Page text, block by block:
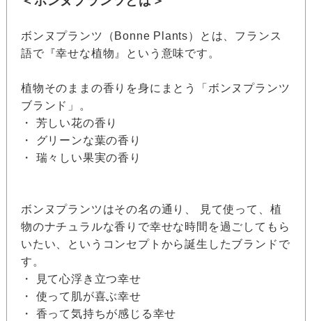
ボンヌプランツ（Bonne Plants）とは、フランス
語で『幸せな植物』という意味です。
植物そのままの香りを身にまとう「ボンヌプランツ
ブランド」。
・ 芳しい花の香り
・ グリーンな葉の香り
・ 瑞々しい果実の香り
ボンヌプランツはその名の通り、 見て使って、植
物のナチュラルな香りで幸せな時間を過ごしてもら
いたい、というコンセプトから誕生したブランドで
す。
・ 見て心浮き立つ幸せ
・ 使って肌が喜ぶ幸せ
・ 香って気持ちが感じる幸せ